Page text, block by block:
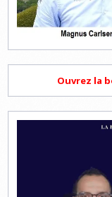
Ouvrez la